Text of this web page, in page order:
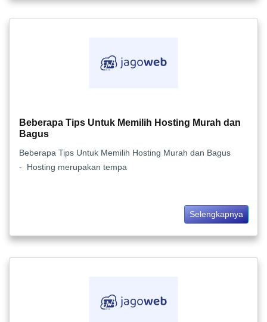
Beberapa Tips Untuk Memilih Hosting Murah dan
Bagus
Beberapa Tips Untuk Memilih Hosting Murah dan Bagus
- Hosting merupakan tempa
Selengkapnya